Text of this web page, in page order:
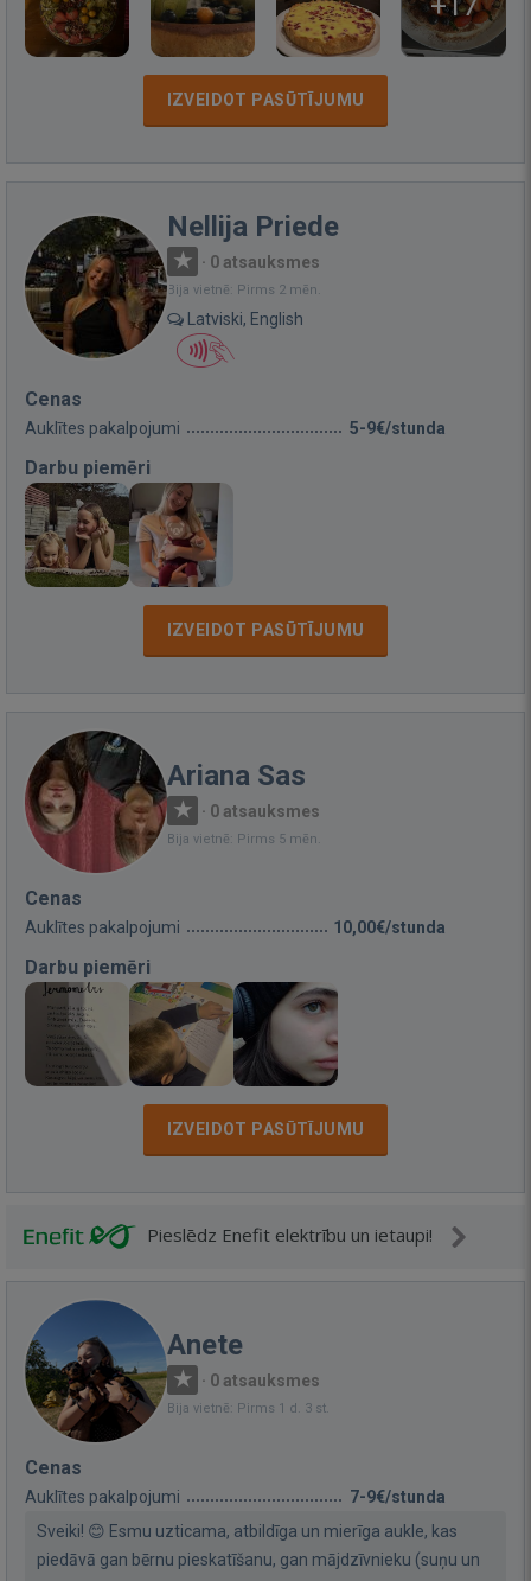
IZVEIDOT PASŪTĪJUMU
Nellija Priede
· 0 atsauksmes
Bija vietnē: Pirms 2 mēn.
Latviski, English
Cenas
Auklītes pakalpojumi 5-9€/stunda
Darbu piemēri
IZVEIDOT PASŪTĪJUMU
Ariana Sas
· 0 atsauksmes
Bija vietnē: Pirms 5 mēn.
Cenas
Auklītes pakalpojumi 10,00€/stunda
Darbu piemēri
IZVEIDOT PASŪTĪJUMU
Pieslēdz Enefit elektrību un ietaupi!
Anete
· 0 atsauksmes
Bija vietnē: Pirms 1 d. 3 st.
Cenas
Auklītes pakalpojumi
7-9€/stunda
Sveiki! 😊 Esmu uzticama, atbildīga un mierīga aukle, kas
piedāvā gan bērnu pieskatīšanu, gan mājdzīvnieku (suņu un